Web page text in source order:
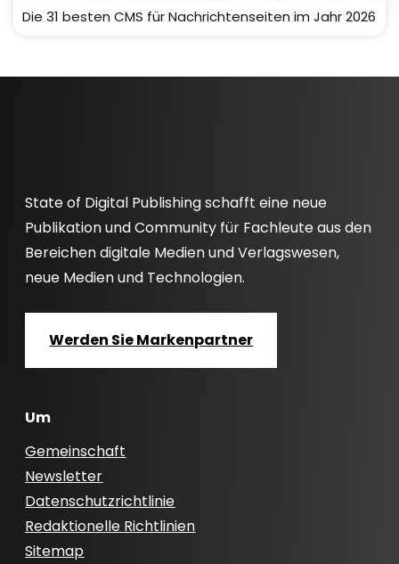
Die 31 besten CMS für Nachrichtenseiten im Jahr 2026
State of Digital Publishing schafft eine neue
Publikation und Community für Fachleute aus den
Bereichen digitale Medien und Verlagswesen,
neue Medien und Technologien.
Werden Sie Markenpartner
Um
Gemeinschaft
Newsletter
Datenschutzrichtlinie
Redaktionelle Richtlinien
Sitemap